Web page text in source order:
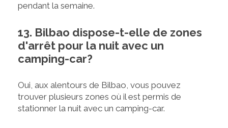
pendant la semaine.
13. Bilbao dispose-t-elle de zones
d'arrêt pour la nuit avec un
camping-car?
Oui, aux alentours de Bilbao, vous pouvez
trouver plusieurs zones où il est permis de
stationner la nuit avec un camping-car.